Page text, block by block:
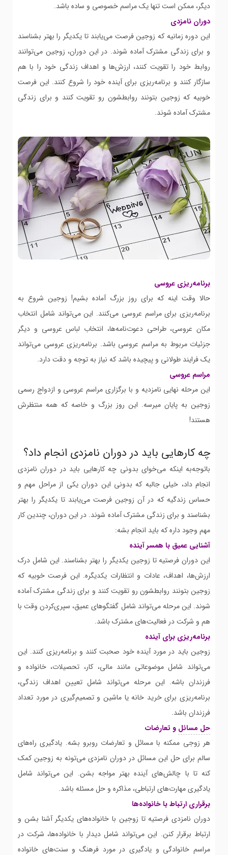
دیگر، ممکن است تنها یک مراسم خصوصی و ساده باشد.
دوران نامزدی
این دوره زمانیه که زوجین فرصت می‌یابند تا یکدیگر را بهتر بشناسند
و برای زندگی مشترک آماده شوند. در این دوران، زوجین می‌توانند
روابط خود را تقویت کنند، ارزش‌ها و اهداف زندگی خود را با هم
سازگار کنند و برنامه‌ریزی برای آینده خود را شروع کنند. این فرصت
خوبیه که زوجین بتونند روابطشون رو تقویت کنند و برای زندگی
مشترک آماده شوند.
برنامه‌ریزی عروسی
حالا وقت اینه که برای روز بزرگ آماده بشیم! زوجین شروع به
برنامه‌ریزی برای مراسم عروسی می‌کنند. این می‌تواند شامل انتخاب
مکان عروسی، طراحی دعوت‌نامه‌ها، انتخاب لباس عروسی و دیگر
جزئیات مربوط به مراسم عروسی باشد. برنامه‌ریزی عروسی می‌تواند
یک فرایند طولانی و پیچیده باشد که نیاز به توجه و دقت دارد.
مراسم عروسی
این مرحله نهایی نامزدیه و با برگزاری مراسم عروسی و ازدواج رسمی
زوجین به پایان میرسه. این روز بزرگ و خاصه که همه منتظرش
هستند!
چه کارهایی باید در دوران نامزدی انجام داد؟
باتوجه‌به اینکه می‌خوای بدونی چه کارهایی باید در دوران نامزدی
انجام داد، خیلی جالبه که بدونی این دوران یکی از مراحل مهم و
حساس زندگیه که در آن زوجین فرصت می‌یابند تا یکدیگر را بهتر
بشناسند و برای زندگی مشترک آماده شوند. در این دوران، چندین کار
مهم وجود داره که باید انجام بشه:
آشنایی عمیق با همسر آینده
این دوران فرصتیه تا زوجین یکدیگر را بهتر بشناسند. این شامل درک
ارزش‌ها، اهداف، عادات و انتظارات یکدیگره. این فرصت خوبیه که
زوجین بتونند روابطشون رو تقویت کنند و برای زندگی مشترک آماده
شوند. این مرحله می‌تواند شامل گفتگوهای عمیق، سپری‌کردن وقت با
هم و شرکت در فعالیت‌های مشترک باشد.
برنامه‌ریزی برای آینده
زوجین باید در مورد آینده خود صحبت کنند و برنامه‌ریزی کنند. این
می‌تواند شامل موضوعاتی مانند مالی، کار، تحصیلات، خانواده و
فرزندان باشه. این مرحله می‌تواند شامل تعیین اهداف زندگی،
برنامه‌ریزی برای خرید خانه یا ماشین و تصمیم‌گیری در مورد تعداد
فرزندان باشد.
حل مسائل و تعارضات
هر زوجی ممکنه با مسائل و تعارضات روبرو بشه. یادگیری راه‌های
سالم برای حل این مسائل در دوران نامزدی می‌تونه به زوجین کمک
کنه تا با چالش‌های آینده بهتر مواجه بشن. این می‌تواند شامل
یادگیری مهارت‌های ارتباطی، مذاکره و حل مسئله باشد.
برقراری ارتباط با خانواده‌ها
دوران نامزدی فرصتیه تا زوجین با خانواده‌های یکدیگر آشنا بشن و
ارتباط برقرار کنن. این می‌تواند شامل دیدار با خانواده‌ها، شرکت در
مراسم خانوادگی و یادگیری در مورد فرهنگ و سنت‌های خانواده